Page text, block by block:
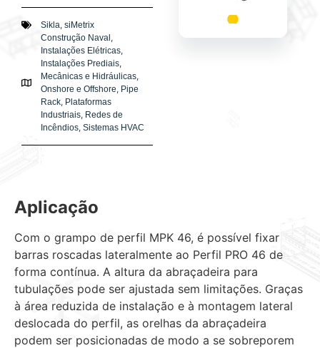
Sikla, siMetrix
Construção Naval ,
Instalações Elétricas,
Instalações Prediais,
Mecânicas e Hidráulicas,
Onshore e Offshore, Pipe
Rack, Plataformas
Industriais, Redes de
Incêndios, Sistemas HVAC
Aplicação
Com o grampo de perfil MPK 46, é possível fixar
barras roscadas lateralmente ao Perfil PRO 46 de
forma contínua. A altura da abraçadeira para
tubulações pode ser ajustada sem limitações. Graças
à área reduzida de instalação e à montagem lateral
deslocada do perfil, as orelhas da abraçadeira
podem ser posicionadas de modo a se sobreporem